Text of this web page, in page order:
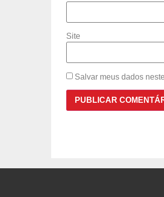
Site
Salvar meus dados